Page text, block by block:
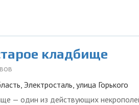
кладбище
Электросталь, улица Горького
— один из действующих